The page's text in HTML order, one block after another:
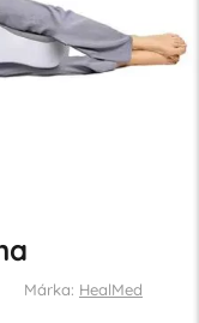
Márka: HealMed